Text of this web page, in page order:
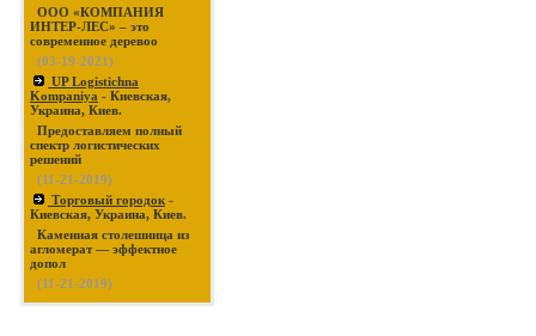
ООО «КОМПАНИЯ
ИНТЕР-ЛЕС» – это
современное деревоо
(03-19-2021)
UP Logistichna
Kompaniya - Киевская,
Украина, Киев.
Предоставляем полный
спектр логистических
решений
(11-21-2019)
Торговый городок -
Киевская, Украина, Киев.
Каменная столешница из
агломерат — эффектное
допол
(11-21-2019)